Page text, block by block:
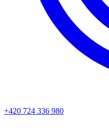
+420 724 336 980